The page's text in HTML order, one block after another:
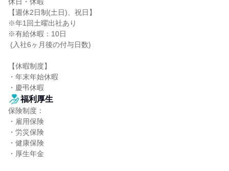
【週休2日制(土日)、祝日】
※年1回土曜出社あり
※有給休暇：10日
【休暇制度】
・年末年始休暇
・慶弔休暇
福利厚生
保険制度：
・雇用保険
・労災保険
・健康保険
・厚生年金